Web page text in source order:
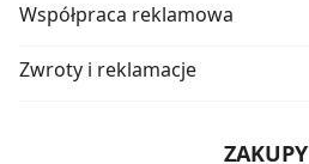
Współpraca reklamowa
Zwroty i reklamacje
ZAKUPY